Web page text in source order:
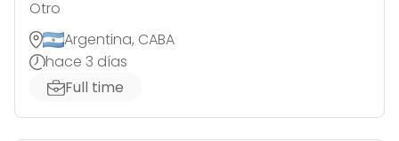
Otro
Argentina, CABA
hace 3 días
Full time